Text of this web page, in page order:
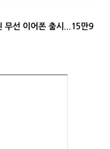
무선 이어폰 출시...15만9